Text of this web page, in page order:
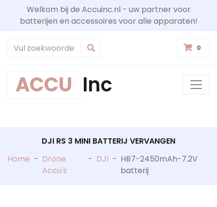
Welkom bij de Accuinc.nl - uw partner voor
batterijen en accessoires voor alle apparaten!
0
ACCU Inc
DJI RS 3 MINI BATTERIJ VERVANGEN
Home - Drone
Accu's
- DJI - HB7-2450mAh-7.2V
batterij